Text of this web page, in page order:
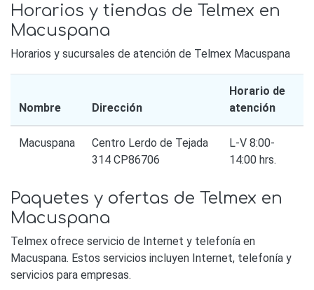
Horarios y tiendas de Telmex en
Macuspana
Horarios y sucursales de atención de Telmex Macuspana
Nombre Dirección
Horario de
atención
Macuspana
Centro Lerdo de Tejada
314 CP86706
L-V 8:00-
14:00 hrs.
Paquetes y ofertas de Telmex en
Macuspana
Telmex ofrece servicio de Internet y telefonía en
Macuspana. Estos servicios incluyen Internet, telefonía y
servicios para empresas.